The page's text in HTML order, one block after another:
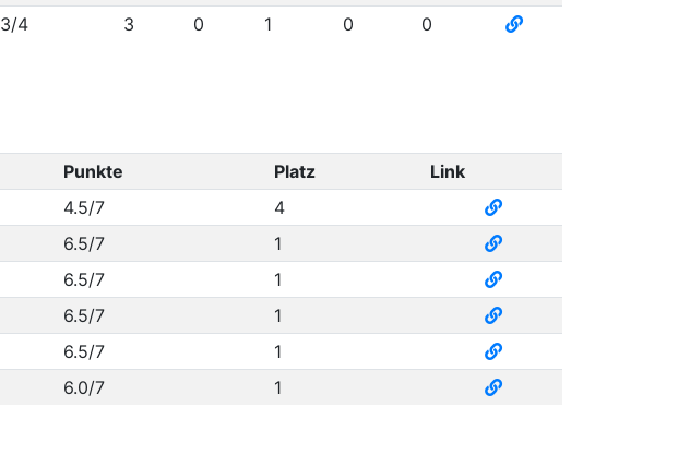
3/4 3 0 1 0 0
Punkte Platz
Link
4.5/7
4
6.5/7
1
6.5/7
1
6.5/7
1
6.5/7
1
6.0/7 1